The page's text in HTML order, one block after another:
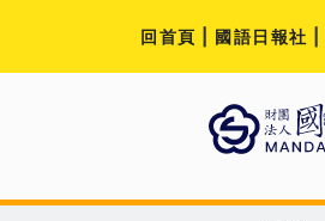
回首頁 國語日報社